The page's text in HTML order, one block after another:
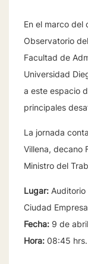
En el marco del
Observatorio
Facultad de
Universidad
a este espacio
principales
La jornada
Villena, decano
Ministro del
Lugar: Auditorio
Ciudad
Fecha: 9 de
Hora: 08:45 hrs.